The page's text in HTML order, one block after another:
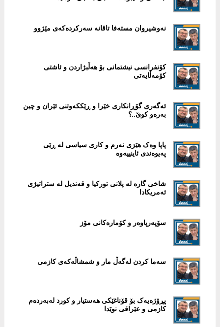
نەوشیروان مستەفا تاقانە سەرکردەکەی مێژوو
کۆنفرانسی نیشتمانی بۆ هەڵبژاردن و ئاشتی
کۆمەڵایەتی
ئەگەری گۆڕانکاری خێرا و ڕێککەوتنی ئێران و چین
بەرەو کوێ..؟
پاپا وەک هێزی نەرم و کاری سیاسی لە ڕێی
پەیوەندی ئاینییەوە
شاخی گارە لە پلانی تورکیا و قەندیل لە ستراتیژی
ئەمریکادا
سۆپەرپاوەر و کۆمارەکانی مۆز
سەما کردن لەگەڵ مار و شمشاڵەکەی کازمی
پڕۆژەیەک بۆ قۆناغێکی هەستیار و کورد لەبەردەم
کازمی و عێراقی نوێدا